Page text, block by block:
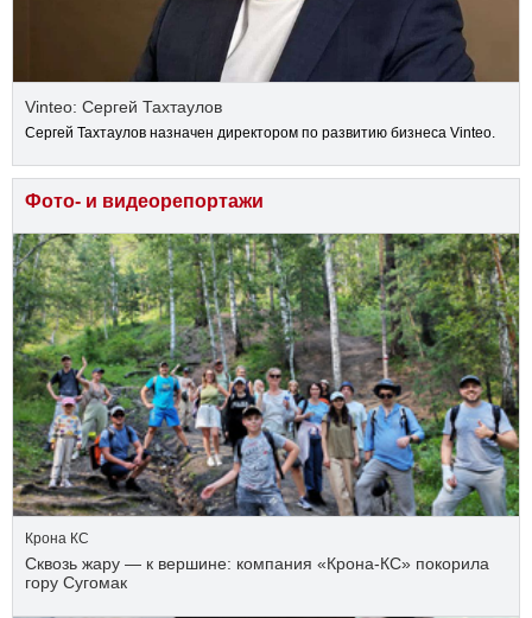
Vinteo: Сергей Тахтаулов
Сергей Тахтаулов назначен директором по развитию бизнеса Vinteo.
Фото- и видеорепортажи
Крона КС
Сквозь жару — к вершине: компания «Крона‑КС» покорила
гору Сугомак